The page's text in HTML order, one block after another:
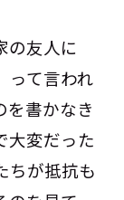
の友人に
って言われ
を書かなき
大変だった
ちが抵抗も